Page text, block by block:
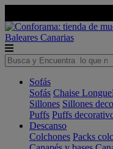
Baleares Canarias
Sofás
Sofás Chaise Longue
Sillones Sillones
Puffs Puffs
Descanso
Colchones Packs